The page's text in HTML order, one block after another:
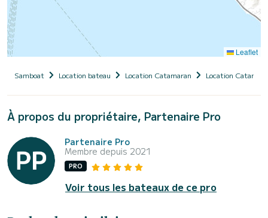
Leaflet
Samboat Location bateau Location Catamaran Location
À propos du propriétaire, Partenaire Pro
Partenaire Pro
Membre depuis 2021
PRO
Voir tous les bateaux de ce pro